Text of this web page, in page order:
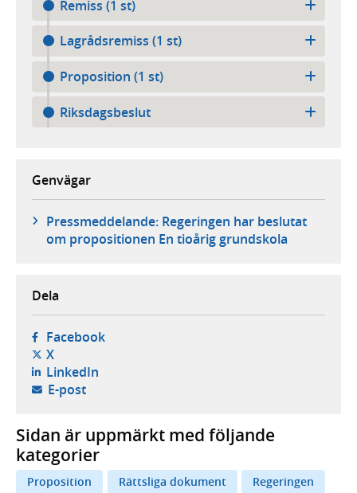
Remiss (1 st)
Lagrådsremiss (1 st)
Proposition (1 st)
Riksdagsbeslut
Genvägar
Pressmeddelande: Regeringen har beslutat
om propositionen En tioårig grundskola
Dela
Facebook- öppnas i ny flik, extern webbplats,
X- öppnas i ny flik, extern webbplats,
LinkedIn- öppnas i ny flik, extern webbplats,
E-post- öppnar din e-postklient,
Sidan är uppmärkt med följande
kategorier
Proposition Rättsliga dokument
Regeringen